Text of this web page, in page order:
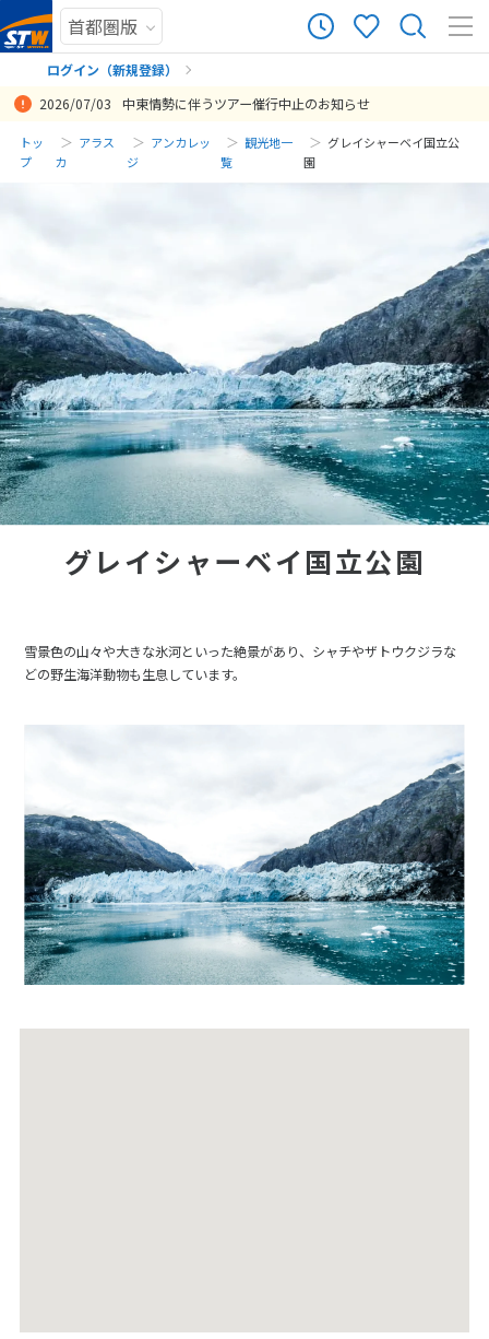
ログイン（新規登録）
まだ履歴がありません
2026/07/03 中東情勢に伴うツアー催行中止のお知らせ
トッ
プ
アラス
カ
アンカレッ
ジ
観光地一
覧
グレイシャーベイ国立公
園
グレイシャーベイ国立公園
雪景色の山々や大きな氷河といった絶景があり、シャチやザトウクジラな
どの野生海洋動物も生息しています。